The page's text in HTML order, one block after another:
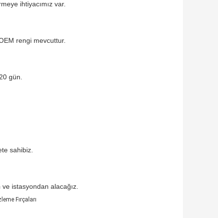
ihtiyacımız var.
rengi mevcuttur.
gün.
sahibiz.
ve istasyondan alacağız.
Fırçaları